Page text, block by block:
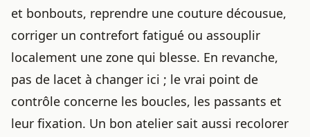
et bonbouts, reprendre une couture décousue,
corriger un contrefort fatigué ou assouplir
localement une zone qui blesse. En revanche,
pas de lacet à changer ici ; le vrai point de
contrôle concerne les boucles, les passants et
leur fixation. Un bon atelier sait aussi recolorer